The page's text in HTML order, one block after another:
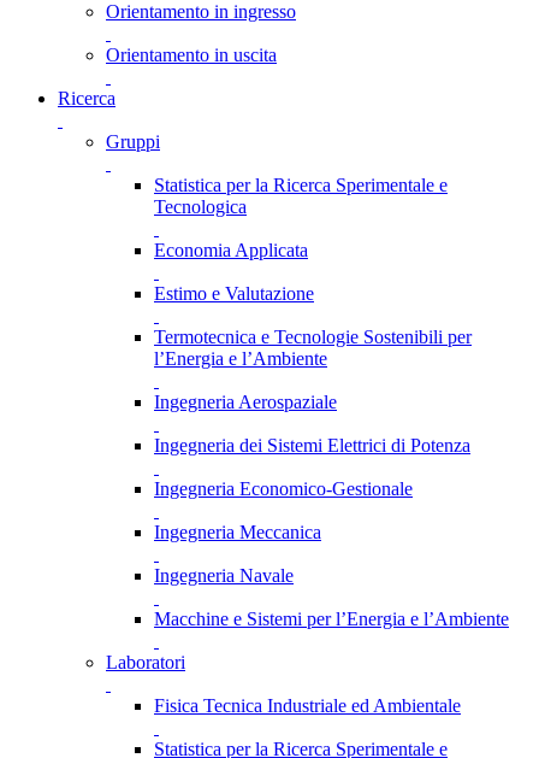
Orientamento in ingresso
Orientamento in uscita
Ricerca
Gruppi
Statistica per la Ricerca Sperimentale e
Tecnologica
Economia Applicata
Estimo e Valutazione
Termotecnica e Tecnologie Sostenibili per
l’Energia e l’Ambiente
Ingegneria Aerospaziale
Ingegneria dei Sistemi Elettrici di Potenza
Ingegneria Economico-Gestionale
Ingegneria Meccanica
Ingegneria Navale
Macchine e Sistemi per l’Energia e l’Ambiente
Laboratori
Fisica Tecnica Industriale ed Ambientale
Statistica per la Ricerca Sperimentale e